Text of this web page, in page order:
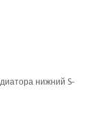
нижний S-